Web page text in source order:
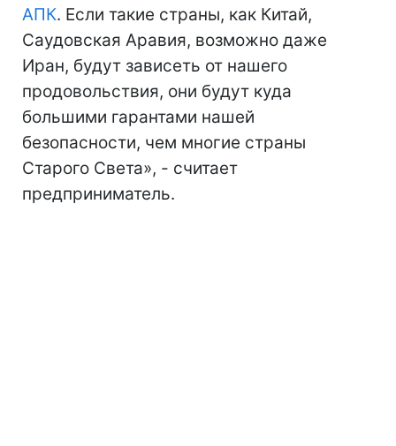
АПК. Если такие страны, как Китай,
Саудовская Аравия, возможно даже
Иран, будут зависеть от нашего
продовольствия, они будут куда
большими гарантами нашей
безопасности, чем многие страны
Старого Света», - считает
предприниматель.